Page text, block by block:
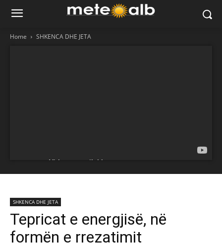
Home SHKENCA DHE JETA
SHKENCA DHE JETA
Tepricat e energjisë, në
formën e rrezatimit